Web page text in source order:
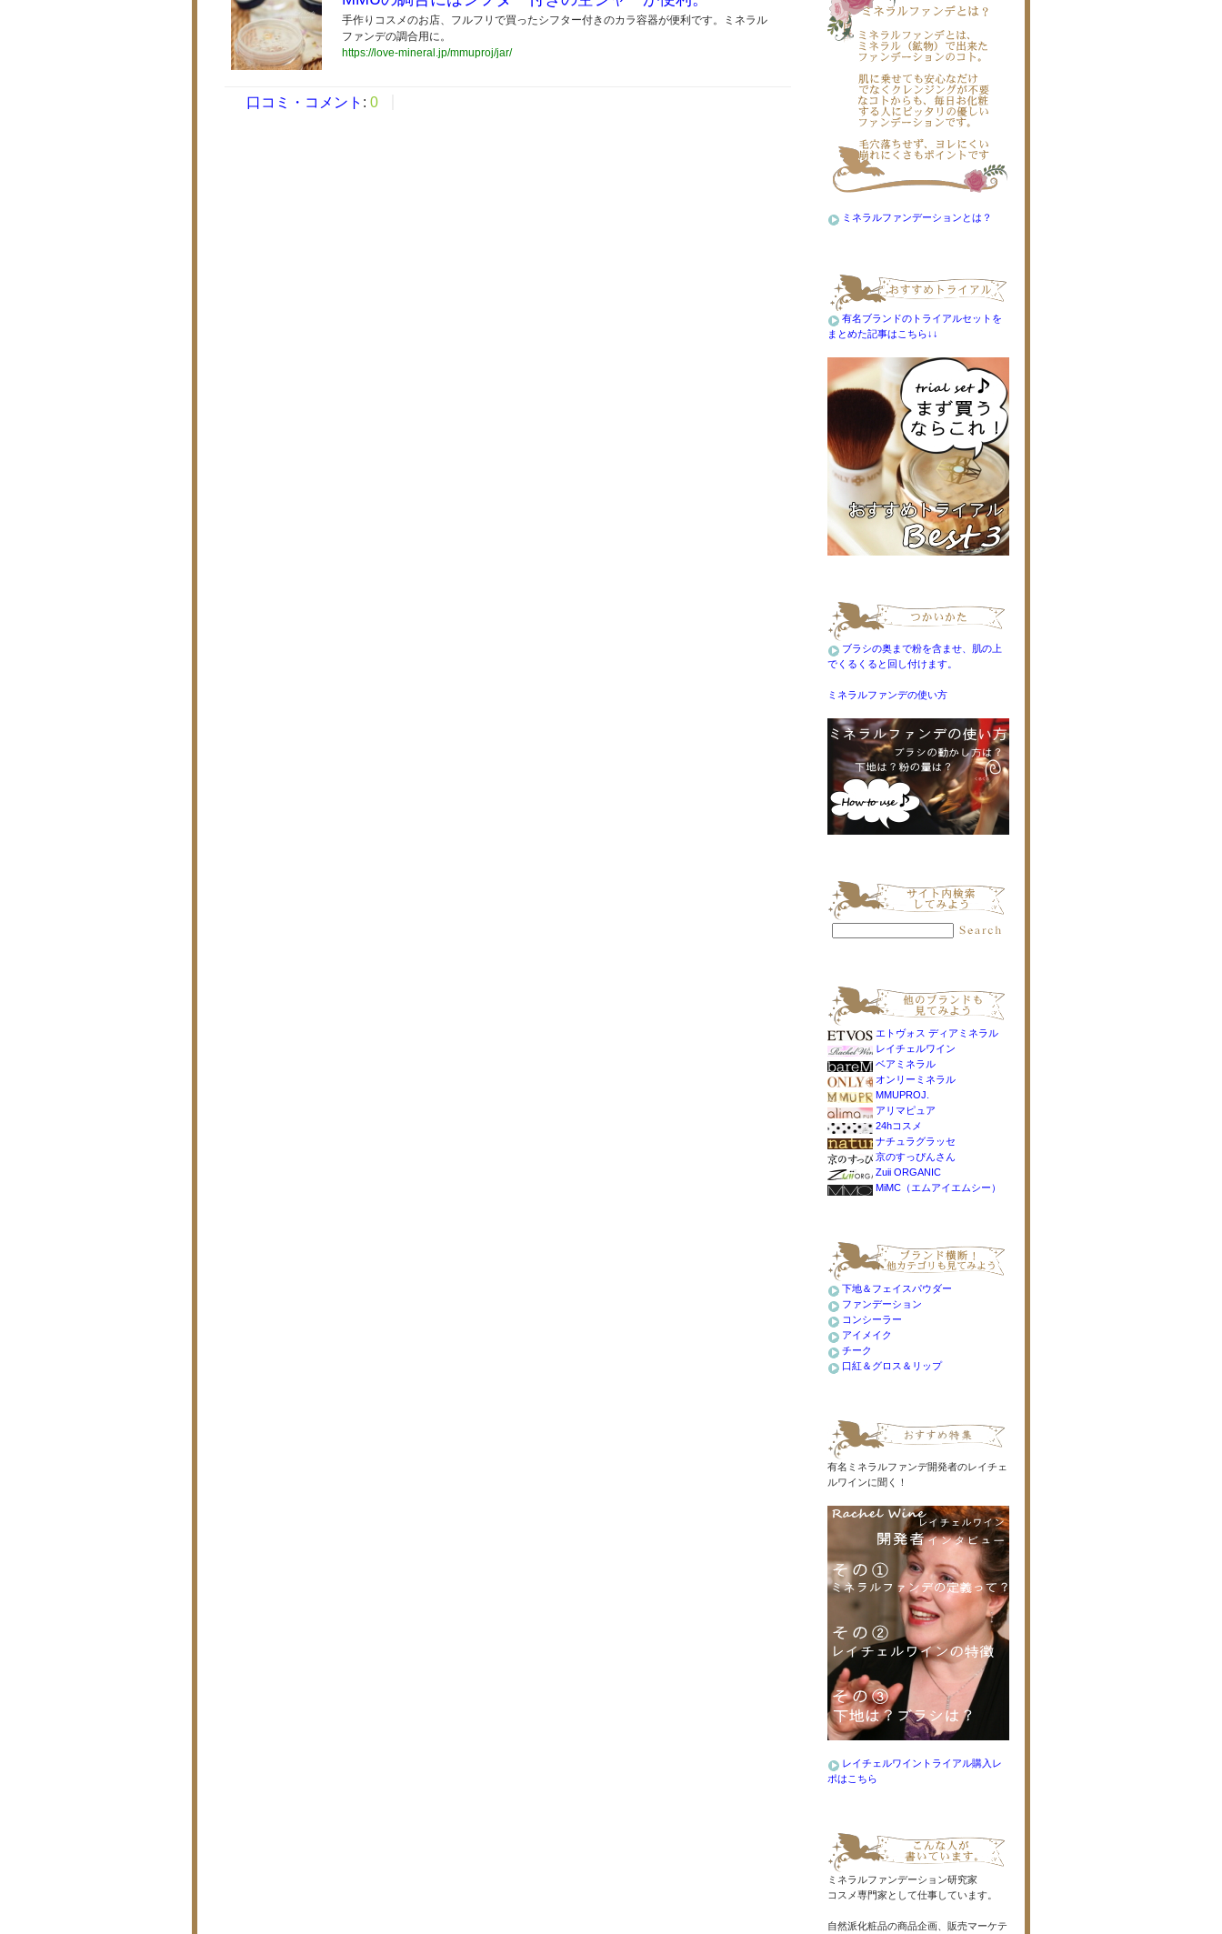
手作りコスメのお店、フルフリで買ったシフター付きのカラ容器が便利です。ミネラル
ファンデの調合用に。
https://love-mineral.jp/mmuproj/jar/
口コミ・コメント : 0
ミネラルファンデーションとは？
有名ブランドのトライアルセットを
まとめた記事はこちら↓↓
ブラシの奥まで粉を含ませ、肌の上
でくるくると回し付けます。
ミネラルファンデの使い方
エトヴォス ディアミネラル
レイチェルワイン
ベアミネラル
オンリーミネラル
MMUPROJ.
アリマピュア
24hコスメ
ナチュラグラッセ
京のすっぴんさん
Zuii ORGANIC
MiMC（エムアイエムシー）
下地＆フェイスパウダー
ファンデーション
コンシーラー
アイメイク
チーク
口紅＆グロス＆リップ
有名ミネラルファンデ開発者のレイチェ
ルワインに聞く！
レイチェルワイントライアル購入レ
ポはこちら
ミネラルファンデーション研究家
コスメ専門家として仕事しています。
自然派化粧品の商品企画、販売マーケテ